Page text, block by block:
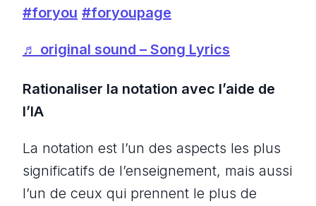
#foryou #foryoupage
♬ original sound – Song Lyrics
Rationaliser la notation avec l’aide de
l’IA
La notation est l’un des aspects les plus
significatifs de l’enseignement, mais aussi
l’un de ceux qui prennent le plus de